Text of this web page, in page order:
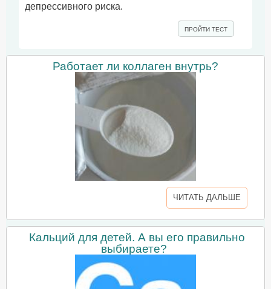
депрессивного риска.
ПРОЙТИ ТЕСТ
Работает ли коллаген внутрь?
ЧИТАТЬ ДАЛЬШЕ
Кальций для детей. А вы его правильно
выбираете?